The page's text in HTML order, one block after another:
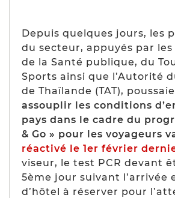
Depuis quelques jours, les
du secteur, appuyés par
de la Santé publique, du
Sports ainsi que l’Autorité
de Thaïlande (TAT),
assouplir les conditions
pays dans le cadre du
& Go » pour les voyageurs
réactivé le 1er février
viseur, le test PCR devant
5ème jour suivant l’arrivée
d’hôtel à réserver pour